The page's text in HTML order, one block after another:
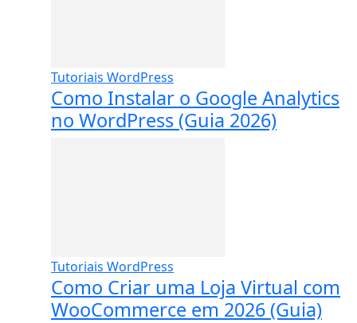
Tutoriais WordPress
Como Instalar o Google Analytics
no WordPress (Guia 2026)
Tutoriais WordPress
Como Criar uma Loja Virtual com
WooCommerce em 2026 (Guia)